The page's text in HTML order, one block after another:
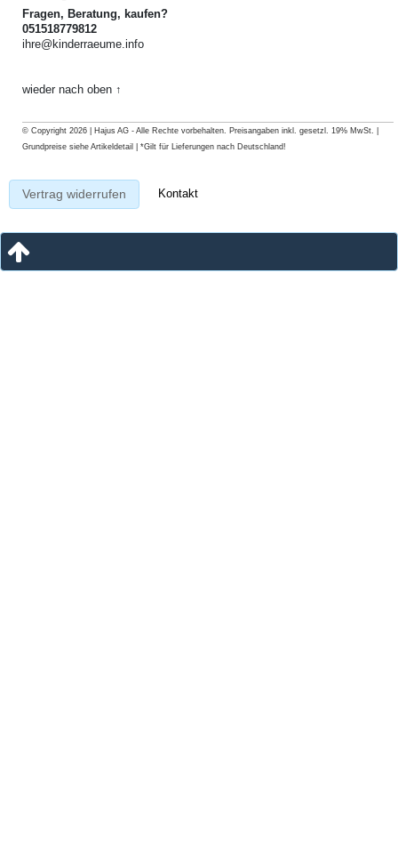
Fragen, Beratung, kaufen?
051518779812
ihre@kinderraeume.info
wieder nach oben ↑
© Copyright 2026 | Hajus AG - Alle Rechte vorbehalten. Preisangaben inkl. gesetzl. 19% MwSt. |
Grundpreise siehe Artikeldetail | *Gilt für Lieferungen nach Deutschland!
Vertrag widerrufen Kontakt